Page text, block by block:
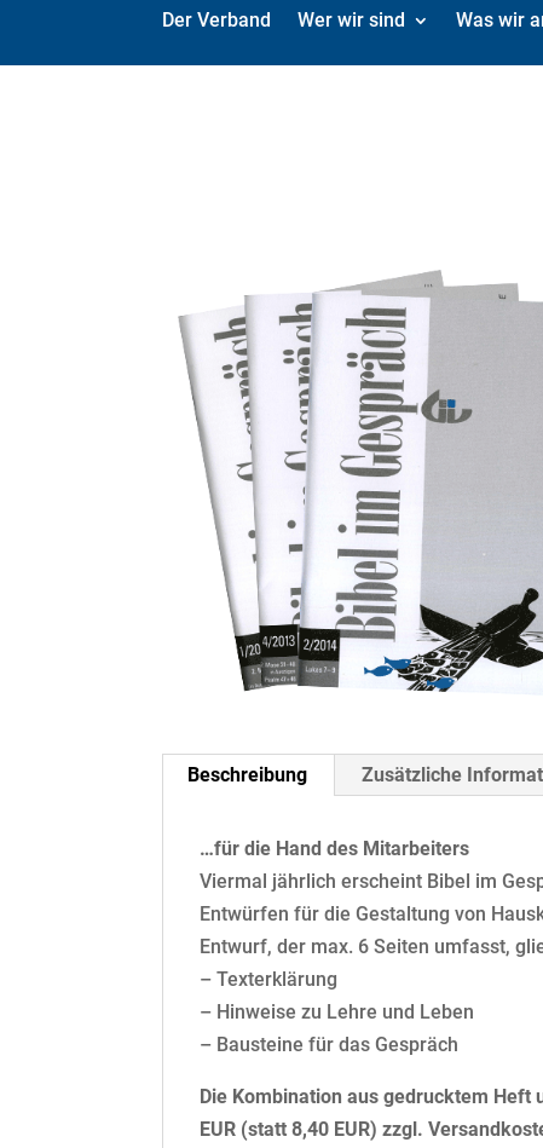
Der Verband Wer wir sind Was wir
Beschreibung Zusätzliche
…für die Hand des Mitarbeiters
Viermal jährlich erscheint Bibel im
Entwürfen für die Gestaltung von
Entwurf, der max. 6 Seiten umfasst,
– Texterklärung
– Hinweise zu Lehre und Leben
– Bausteine für das Gespräch
Die Kombination aus gedrucktem
EUR (statt 8,40 EUR) zzgl.